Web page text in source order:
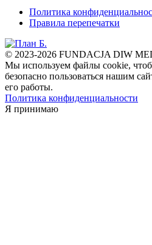
Политика
Правила перепечатки
© 2023-2026 FUNDACJA DIW
Мы используем файлы cookie,
безопасно пользоваться нашим
его работы.
Политика конфиденциальности
Я принимаю